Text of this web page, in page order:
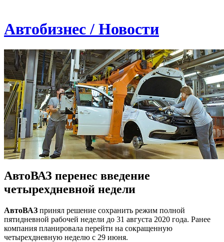
Автобизнес / Новости
АвтоВАЗ перенес введение
четырехдневной недели
АвтоВАЗ принял решение сохранить режим полной
пятидневной рабочей недели до 31 августа 2020 года. Ранее
компания планировала перейти на сокращенную
четырехдневную неделю с 29 июня.